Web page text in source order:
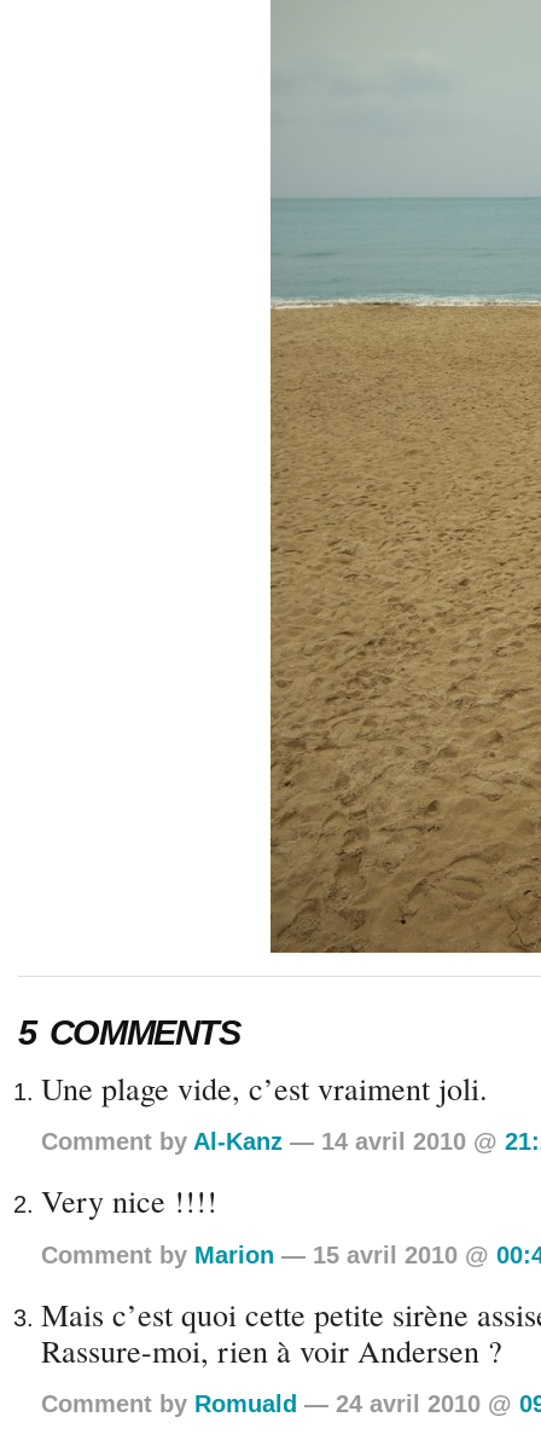
5 COMMENTS
Une plage vide, c’est vraiment joli.
Comment by Al-Kanz — 14 avril 2010 @
Very nice !!!!
Comment by Marion — 15 avril 2010 @
Mais c’est quoi cette petite sirène
Rassure-moi, rien à voir Andersen ?
Comment by Romuald — 24 avril 2010 @